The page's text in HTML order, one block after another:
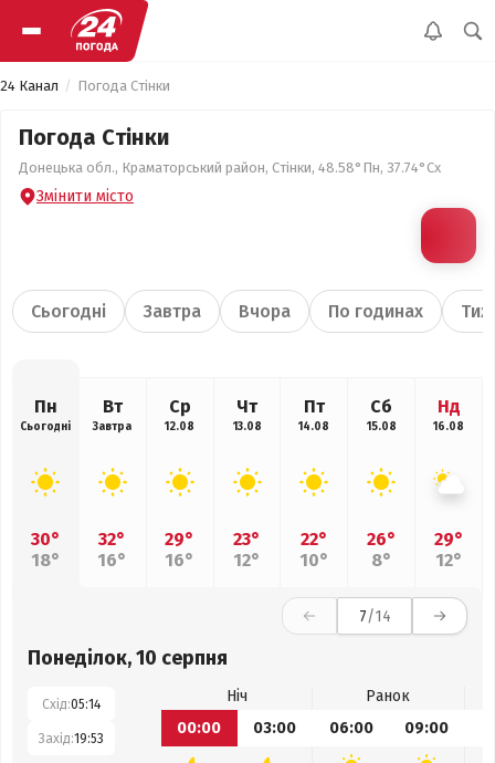
24 Канал Погода Стінки
Погода Стінки
Донецька обл., Краматорський район, Стінки, 48.58°Пн, 37.74°Сх
Змінити місто
Сьогодні Завтра Вчора По годинах
Пн
Сьогодні
30°
18°
Вт
Завтра
32°
16°
Ср
12.08
29°
16°
Чт
13.08
23°
12°
Пт
14.08
22°
10°
Сб
15.08
26°
8°
Нд
16.08
29°
12°
7/14
Понеділок, 10 серпня
Схід:05:14
Захід:19:53
Ніч
Ранок
00:00
03:00 06:00 09:00